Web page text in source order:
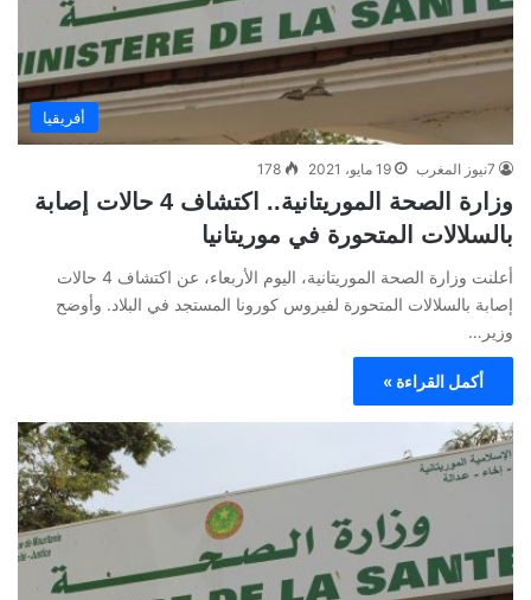
أفريقيا
7نيوز المغرب 19 مايو، 2021 178
وزارة الصحة الموريتانية.. اكتشاف 4 حالات إصابة
بالسلالات المتحورة في موريتانيا
أعلنت وزارة الصحة الموريتانية، اليوم الأربعاء، عن اكتشاف 4 حالات
إصابة بالسلالات المتحورة لفيروس كورونا المستجد في البلاد. وأوضح
وزير…
أكمل القراءة »